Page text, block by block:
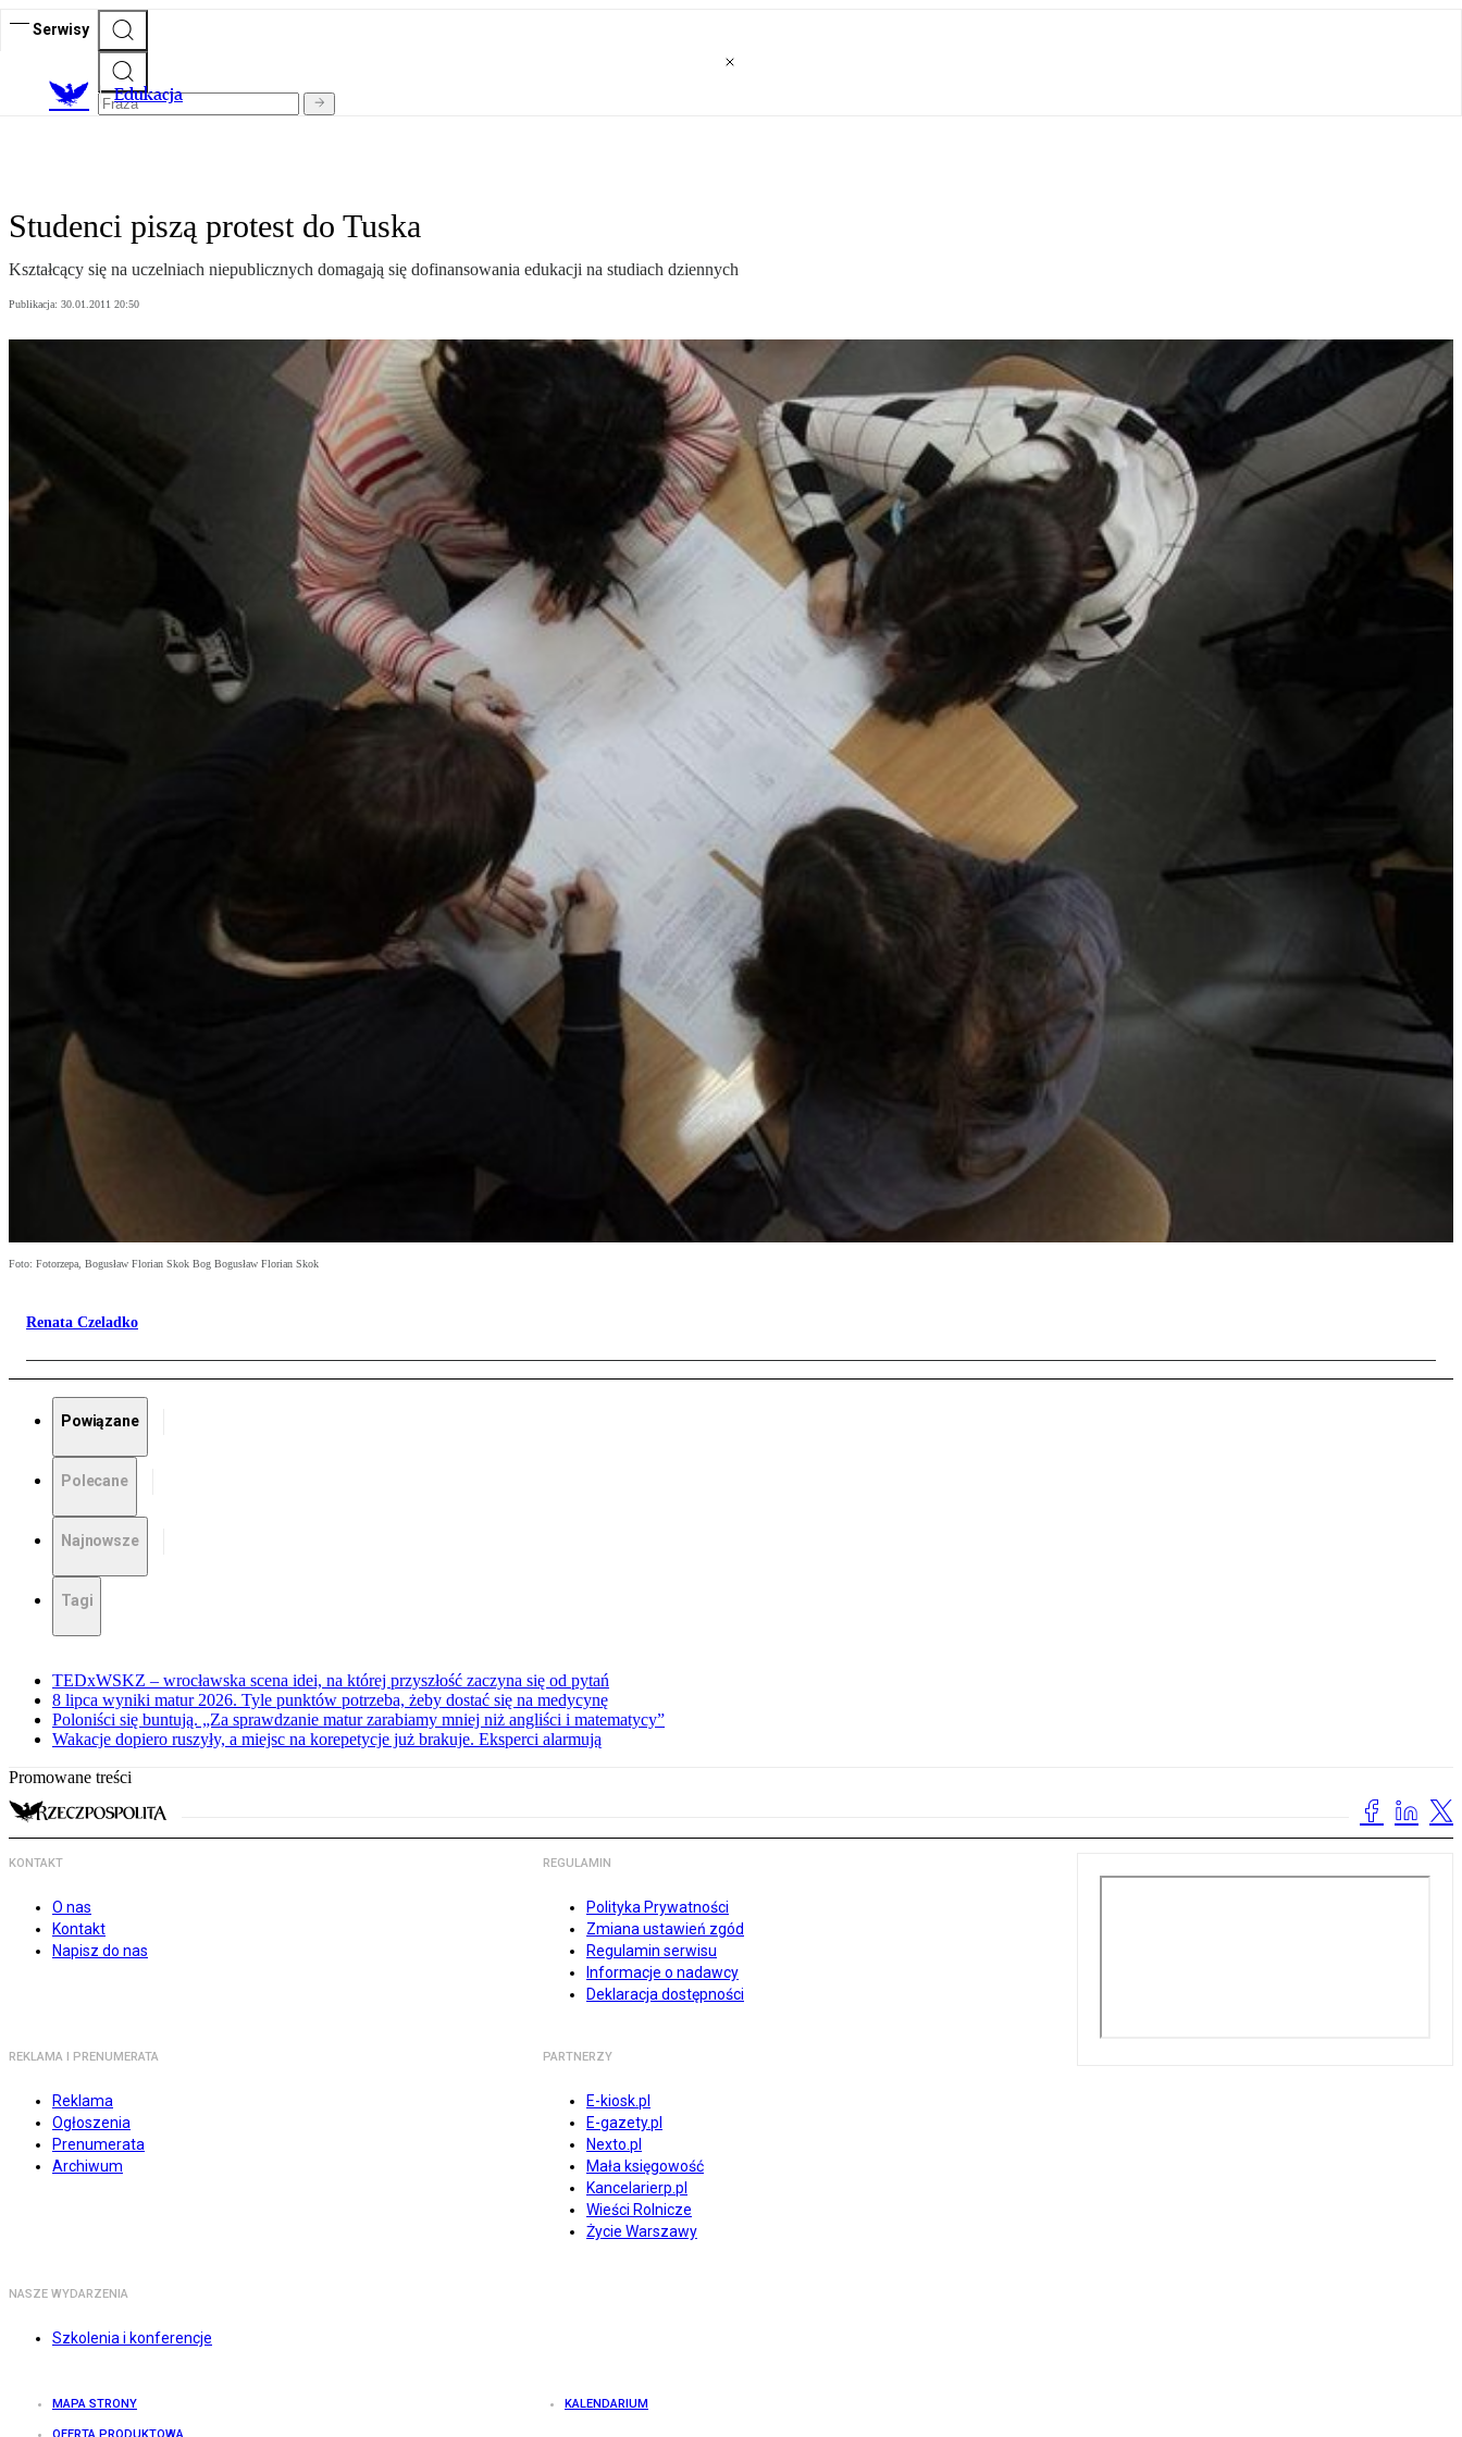
Serwisy
Edukacja
Studenci piszą protest do Tuska
Kształcący się na uczelniach niepublicznych domagają się dofinansowania edukacji na studiach dziennych
Publikacja: 30.01.2011 20:50
Foto: Fotorzepa, Bogusław Florian Skok Bog Bogusław Florian Skok
Renata Czeladko
Powiązane
Polecane
Najnowsze
Tagi
TEDxWSKZ – wrocławska scena idei, na której przyszłość zaczyna się od pytań
8 lipca wyniki matur 2026. Tyle punktów potrzeba, żeby dostać się na medycynę
Poloniści się buntują. „Za sprawdzanie matur zarabiamy mniej niż angliści i matematycy”
Wakacje dopiero ruszyły, a miejsc na korepetycje już brakuje. Eksperci alarmują
Promowane treści
KONTAKT
O nas
Kontakt
Napisz do nas
REGULAMIN
Polityka Prywatności
Zmiana ustawień zgód
Regulamin serwisu
Informacje o nadawcy
Deklaracja dostępności
REKLAMA I PRENUMERATA
Reklama
Ogłoszenia
Prenumerata
Archiwum
PARTNERZY
E-kiosk.pl
E-gazety.pl
Nexto.pl
Mała księgowość
Kancelarierp.pl
Wieści Rolnicze
Życie Warszawy
NASZE WYDARZENIA
Szkolenia i konferencje
MAPA STRONY KALENDARIUM